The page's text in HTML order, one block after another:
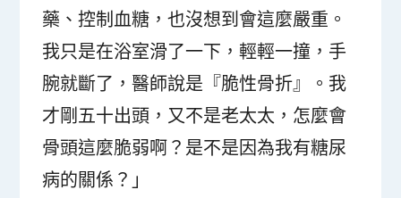
藥、控制血糖，也沒想到會這麼嚴重。
我只是在浴室滑了一下，輕輕一撞，手
腕就斷了，醫師說是『脆性骨折』。我
才剛五十出頭，又不是老太太，怎麼會
骨頭這麼脆弱啊？是不是因為我有糖尿
病的關係？」